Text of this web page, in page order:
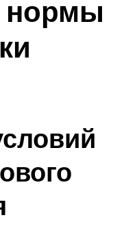
нормы